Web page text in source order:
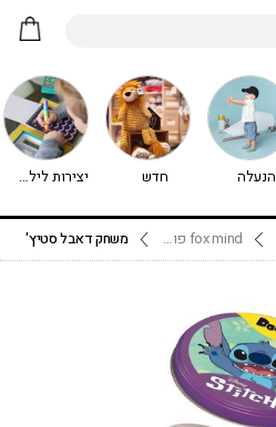
הנעלה חדש יצירות לילדים - יצירה לילדים
fox mind פוקס מיינד משחק דאבל סטיץ'